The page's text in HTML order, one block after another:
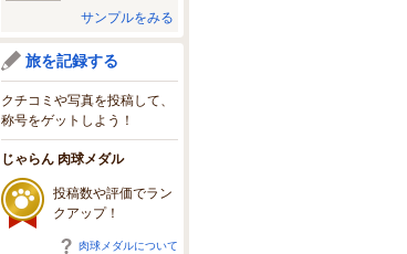
サンプルをみる
旅を記録する
クチコミや写真を投稿して、
称号をゲットしよう！
じゃらん 肉球メダル
投稿数や評価でラン
クアップ！
肉球メダルについて